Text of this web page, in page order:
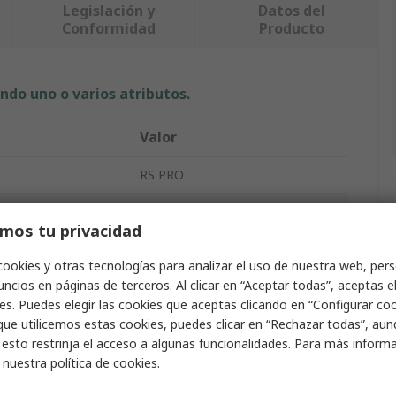
Legislación y
Conformidad
Datos del
Producto
uno o varios atributos.
Valor
RS PRO
Mando
1 NA
IP IP65
tu privacidad
y otras tecnologías para analizar el uso de nuestra web,
en páginas de terceros. Al clicar en “Aceptar todas”, aceptas
Puedes elegir las cookies que aceptas clicando en “Configurar
utilicemos estas cookies, puedes clicar en “Rechazar todas”,
restrinja el acceso a algunas funcionalidades. Para más
política de cookies.